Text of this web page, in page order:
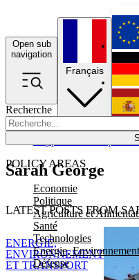
Open sub
navigation
Recherche
POLICY AREAS
Economie
Politique
Agriculture et
Santé
Technologies
Energie,
Défense
Français
Sarah George
LATEST POSTS FROM
ENERGIE,
ENVIRONNEMENT
ET TRANSPORT